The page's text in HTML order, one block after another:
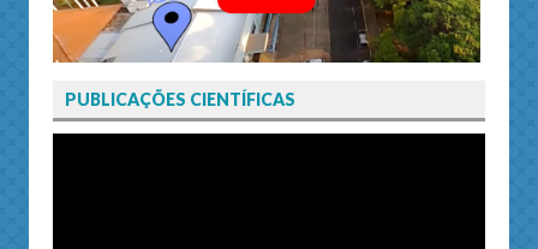
PUBLICAÇÕES CIENTÍFICAS